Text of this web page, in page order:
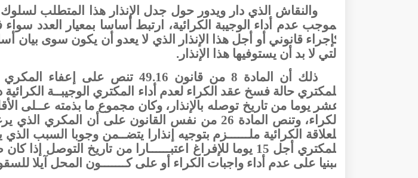
والنقاش الذي دار ويدور حول جدل الإنذار هذا المتطلب
لموجب عدم أداء الوجيبة الكرائية، ارتبط أساسا بمعيار العدد سواء
كإجراء قانوني أو أجل هذا الإنذار الذي لا يعدو أن يكون سوى بيان
التي لا بد أن يستوفيها هذا
الإنذار.
ذلك أن المادة 8 من قانون 49.16 تنص على
للمكتري حالة فسخ عقد الكراء لعدم أداء المكتري الوجيبــة
عشر يوما من تاريخ توصله بالإنذار، وكان مجموع ما بذمته عــلى
الكراء، وتنص المادة 26 من نفس القانون على أن
للعلاقة الكرائية ملــــــزم بتوجيه إنذارا يتضــمن وجوبا السبب
للمكتري أجل 15 يوما للإفراغ اعتبــــــارا من تاريخ التوصل إذا
مبنيا على عدم أداء واجبات الكراء أو على كـــــــون المحل آيلا